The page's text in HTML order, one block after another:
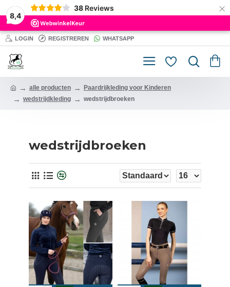
8,4
38 Reviews ×
LOGIN REGISTREREN WHATSAPP
alle producten
Paardrijkleding voor Kinderen
wedstrijdkleding
wedstrijdbroeken
wedstrijdbroeken